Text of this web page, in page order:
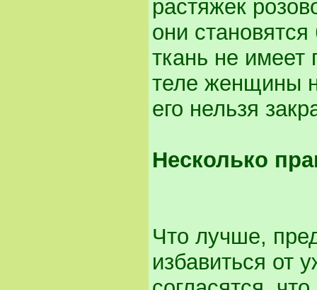
растяжек
они
ткань не имеет
теле женщины
его нельзя
Несколько
Что лучше,
избавиться от